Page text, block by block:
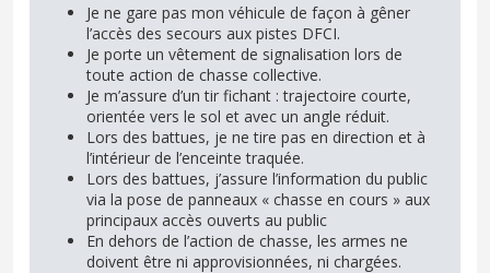
Je ne gare pas mon véhicule de façon à gêner
l’accès des secours aux pistes DFCI.
Je porte un vêtement de signalisation lors de
toute action de chasse collective.
Je m’assure d’un tir fichant : trajectoire courte,
orientée vers le sol et avec un angle réduit.
Lors des battues, je ne tire pas en direction et à
l’intérieur de l’enceinte traquée.
Lors des battues, j’assure l’information du public
via la pose de panneaux « chasse en cours » aux
principaux accès ouverts au public
En dehors de l’action de chasse, les armes ne
doivent être ni approvisionnées, ni chargées.